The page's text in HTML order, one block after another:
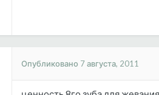
Опубликовано 7 августа, 2011